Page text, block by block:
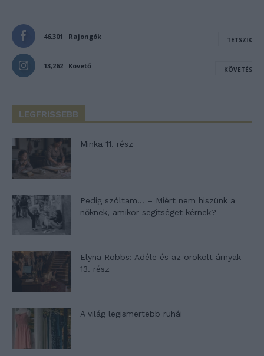
46,301 Rajongók TETSZIK
13,262 Követő KÖVETÉS
LEGFRISSEBB
Minka 11. rész
Pedig szóltam… – Miért nem hiszünk a
nőknek, amikor segítséget kérnek?
Elyna Robbs: Adéle és az örökölt árnyak
13. rész
A világ legismertebb ruhái